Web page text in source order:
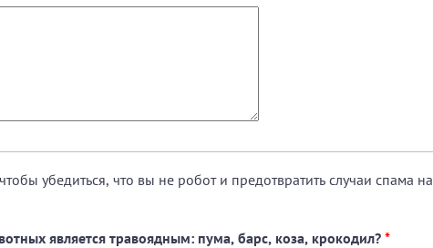
убедиться, что вы не робот и предотвратить случаи спама на
является травоядным: пума, барс, коза, крокодил? *